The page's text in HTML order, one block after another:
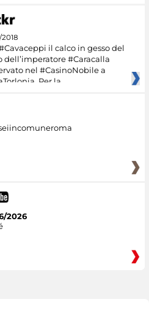
il calco in gesso del
dell’imperatore #Caracalla
nel #CasinoNobile a
Per la
2026